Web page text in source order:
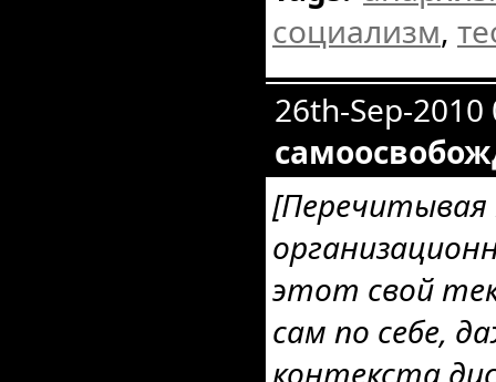
социализм,
26th-Sep-2010
этот свой
сам по себе,
контекста